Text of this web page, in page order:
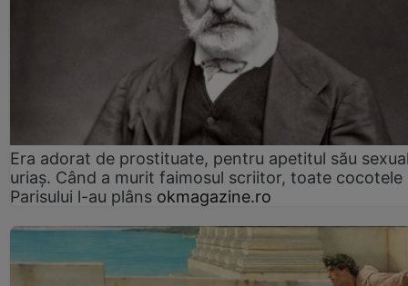
Era adorat de prostituate, pentru apetitul său
uriaș. Când a murit faimosul scriitor, toate cocotele
Parisului l-au plâns okmagazine.ro